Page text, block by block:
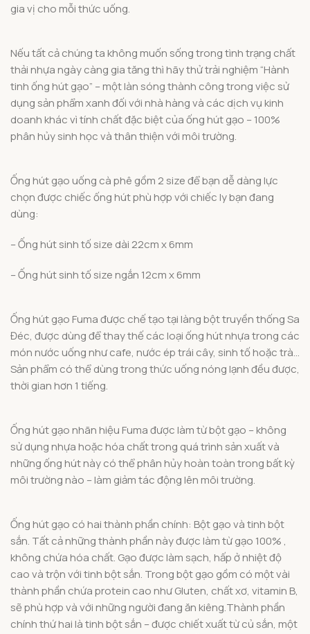
gia vị cho mỗi thức uống.
Nếu tất cả chúng ta không muốn sống trong tình trạng chất
thải nhựa ngày càng gia tăng thì hãy thử trải nghiệm “Hành
tinh ống hút gạo” – một làn sóng thành công trong việc sử
dụng sản phẩm xanh đối với nhà hàng và các dịch vụ kinh
doanh khác vì tính chất đặc biệt của ống hút gạo – 100%
phân hủy sinh học và thân thiện với môi trường.
Ống hút gạo uống cà phê gồm 2 size để bạn dễ dàng lực
chọn được chiếc ống hút phù hợp với chiếc ly bạn đang
dùng:
– Ống hút sinh tố size dài 22cm x 6mm
– Ống hút sinh tố size ngắn 12cm x 6mm
Ống hút gạo Fuma được chế tạo tại làng bột truyền thống Sa
Đéc, được dùng để thay thế các loại ống hút nhựa trong các
món nước uống như cafe, nước ép trái cây, sinh tố hoặc trà…
Sản phẩm có thể dùng trong thức uống nóng lạnh đều được,
thời gian hơn 1 tiếng.
Ống hút gạo nhãn hiệu Fuma được làm từ bột gạo – không
sử dụng nhựa hoặc hóa chất trong quá trình sản xuất và
những ống hút này có thể phân hủy hoàn toàn trong bất kỳ
môi trường nào – làm giảm tác động lên môi trường.
Ống hút gạo có hai thành phần chính: Bột gạo và tinh bột
sắn. Tất cả những thành phần này được làm từ gạo 100% ,
không chứa hóa chất. Gạo được làm sạch, hấp ở nhiệt độ
cao và trộn với tinh bột sắn. Trong bột gạo gồm có một vài
thành phần chứa protein cao như Gluten, chất xơ, vitamin B,
sẽ phù hợp và với những người đang ăn kiêng.Thành phần
chính thứ hai là tinh bột sắn – được chiết xuất từ ​​củ sắn, một